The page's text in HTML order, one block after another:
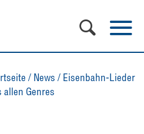
/ News / Eisenbahn-Lieder
allen Genres